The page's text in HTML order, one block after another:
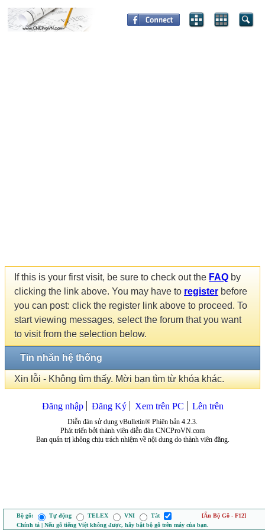
If this is your first visit, be sure to check out the FAQ by
clicking the link above. You may have to register before
you can post: click the register link above to proceed. To
start viewing messages, select the forum that you want
to visit from the selection below.
Tin nhắn hệ thống
Xin lỗi - Không tìm thấy. Mời bạn tìm từ khóa khác.
Đăng nhập Đăng Ký Xem trên PC Lên trên
Diễn đàn sử dụng vBulletin® Phiên bản 4.2.3.
Phát triển bởi thành viên diễn đàn CNCProVN.com
Ban quản trị không chịu trách nhiệm về nội dung do thành viên đăng.
Bộ gõ: Tự động TELEX VNI Tắt
[Ẩn Bộ Gõ - F12]
Chính tả | Nếu gõ tiếng Việt không được, hãy bật bộ gõ trên máy của bạn.